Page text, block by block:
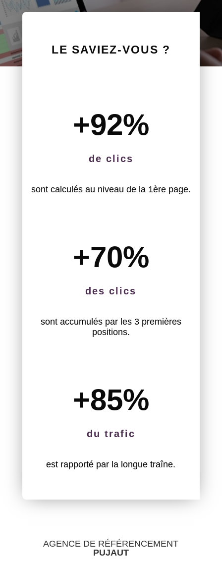
LE SAVIEZ-VOUS ?
+92%
de clics
sont calculés au niveau de la 1ère page.
+70%
des clics
sont accumulés par les 3 premières
positions.
+85%
du trafic
est rapporté par la longue traîne.
AGENCE DE RÉFÉRENCEMENT
PUJAUT